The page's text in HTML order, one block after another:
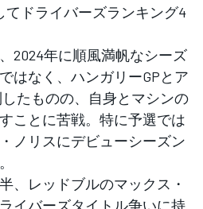
てドライバーズランキング4
2024年に順風満帆なシーズ
はなく、ハンガリーGPとア
たものの、自身とマシンの
ことに苦戦。特に予選では
ノリスにデビューシーズン
、レッドブルのマックス・
イバーズタイトル争いに持